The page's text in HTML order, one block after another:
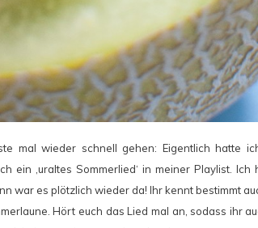
mal wieder schnell gehen: Eigentlich hatte
ein ‚uraltes Sommerlied‘ in meiner Playlist.
war es plötzlich wieder da! Ihr kennt bestimmt
Hört euch das Lied mal an, sodass ihr